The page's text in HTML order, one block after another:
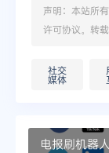
声明：本站所
许可协议。转
社交
媒体
电报刷机器